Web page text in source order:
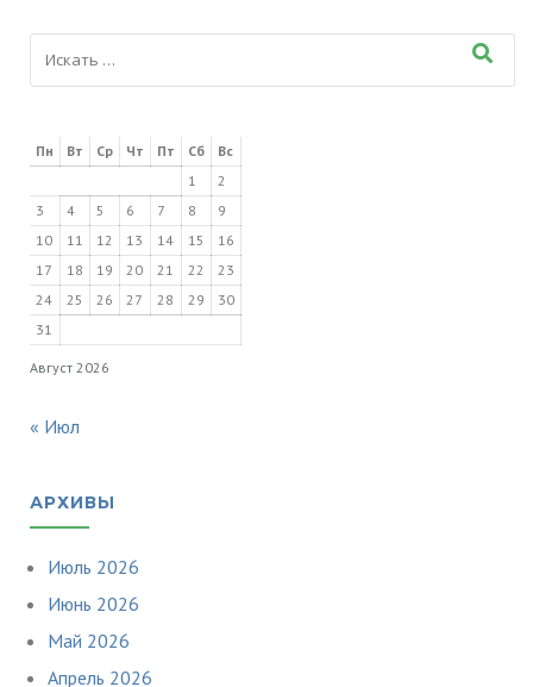
Август 2026
Пн Вт Ср Чт Пт Сб
Вс
1
2
3
4 5 6 7 8
9
10
11 12 13 14 15
16
17
18 19 20 21 22
23
24
25 26 27 28 29
30
31
« Июл
АРХИВЫ
Июль 2026
Июнь 2026
Май 2026
Апрель 2026